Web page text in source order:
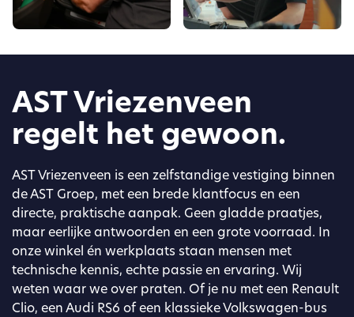
AST Vriezenveen
regelt het gewoon.
AST Vriezenveen is een zelfstandige vestiging binnen
de AST Groep, met een brede klantfocus en een
directe, praktische aanpak. Geen gladde praatjes,
maar eerlijke antwoorden en een grote voorraad. In
onze winkel én werkplaats staan mensen met
technische kennis, echte passie en ervaring. Wij
weten waar we over praten. Of je nu met een Renault
Clio, een Audi RS6 of een klassieke Volkswagen-bus